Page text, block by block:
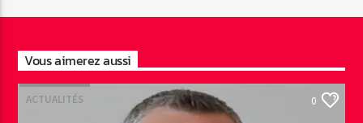
Vous aimerez aussi
ACTUALITÉS 0